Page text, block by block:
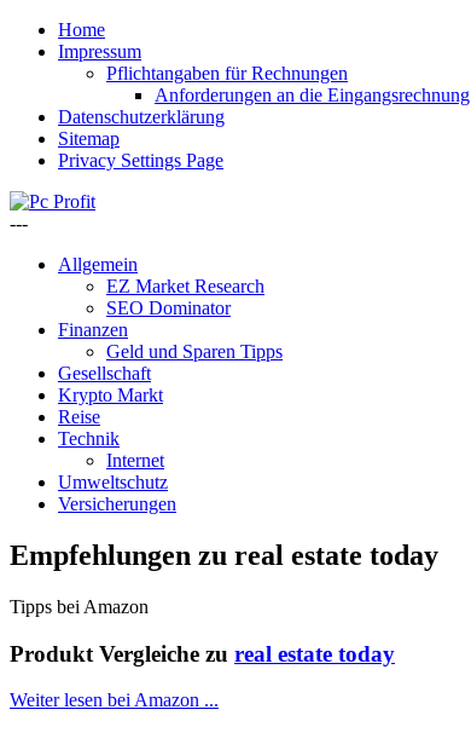
Home
Impressum
Pflichtangaben für Rechnungen
Anforderungen an die Eingangsrechnung
Datenschutzerklärung
Sitemap
Privacy Settings Page
---
Allgemein
EZ Market Research
SEO Dominator
Finanzen
Geld und Sparen Tipps
Gesellschaft
Krypto Markt
Reise
Technik
Internet
Umweltschutz
Versicherungen
Empfehlungen zu real estate today
Tipps bei Amazon
Produkt Vergleiche zu real estate today
Weiter lesen bei Amazon ...